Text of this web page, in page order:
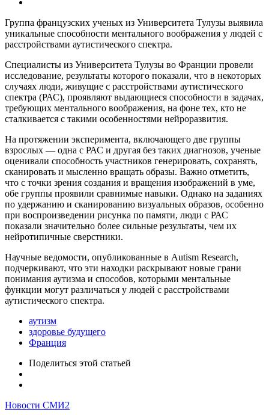
Группа французских ученых из Университета Тулузы выявила
уникальные способности ментального воображения у людей с
расстройствами аутистического спектра.
Специалисты из Университета Тулузы во Франции провели
исследование, результаты которого показали, что в некоторых
случаях люди, живущие с расстройствами аутистического
спектра (РАС), проявляют выдающиеся способности в задачах,
требующих ментального воображения, на фоне тех, кто не
сталкивается с такими особенностями нейроразвития.
На протяжении эксперимента, включающего две группы
взрослых — одна с РАС и другая без таких диагнозов, ученые
оценивали способность участников генерировать, сохранять,
сканировать и мысленно вращать образы. Важно отметить,
что с точки зрения создания и вращения изображений в уме,
обе группы проявили сравнимые навыки. Однако на заданиях
по удержанию и сканированию визуальных образов, особенно
при воспроизведении рисунка по памяти, люди с РАС
показали значительно более сильные результаты, чем их
нейротипичные сверстники.
Научные ведомости, опубликованные в Autism Research,
подчеркивают, что эти находки раскрывают новые грани
понимания аутизма и способов, которыми ментальные
функции могут различаться у людей с расстройствами
аутистического спектра.
аутизм
здоровье будущего
Франция
Поделиться этой статьей
Новости СМИ2